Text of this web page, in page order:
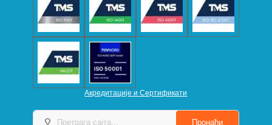
Акредитације и Сертификати